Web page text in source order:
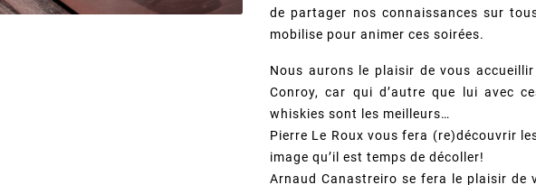
de partager nos connaissances sur
mobilise pour animer ces soirées.
Nous aurons le plaisir de vous
Conroy, car qui d’autre que lui avec
whiskies sont les meilleurs…
Pierre Le Roux vous fera (re)découvrir
image qu’il est temps de décoller!
Arnaud Canastreiro se fera le plaisir de